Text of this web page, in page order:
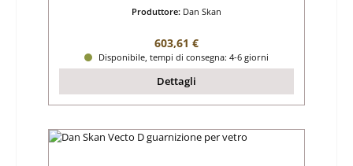
Produttore: Dan Skan
Prezzo normale:
603,61 €
Disponibile, tempi di consegna: 4-6 giorni
Dettagli